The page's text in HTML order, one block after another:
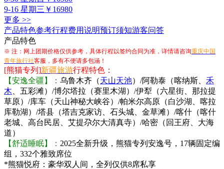
9-16 星期三 ￥16980
更多 >>
产品特色参考行程费用说明预订须知游客问答
产品特色
※ 注：网上团期价格仅供参考，具体行程以签约合同为准，详情请咨询重庆中国
青年旅行社客服，多有不便请多包涵！
[熊猫专列]新疆旅游行程特色：
【安逸全疆】： 乌鲁木齐（天山天池）/阿勒泰（喀纳斯、 禾
木 、五彩滩）/博尔塔拉（赛里木湖）/伊犁（六星街、那拉提
草原）/库车（天山神秘大峡谷）/帕米尔高原（白沙湖、喀拉
库勒湖）/塔县（塔吉克家访、石头城、金草滩）/喀什（喀什
老城、高台民居、艾提尕尔大清真寺）/哈密（回王府、大海
道）
【舒适睡眠】： 2025全新升级，熊猫专列安逸号，17辆固定编
组，332个雅致席位
*熊猫悦府：豪华双人间，全列仅供8席私享